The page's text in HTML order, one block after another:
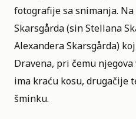
fotografije sa snimanja.
Skarsgårda (sin Stellana
Alexandera Skarsgårda)
Dravena, pri čemu
ima kraću kosu, drugačije
šminku.